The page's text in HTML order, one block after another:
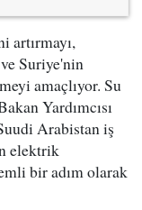
Suriye'nin
amaçlıyor. Su
Yardımcısı
Arabistan iş
elektrik
bir adım olarak